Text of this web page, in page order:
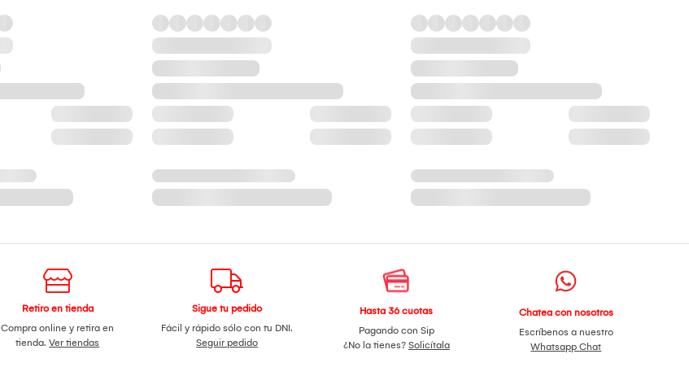
Retiro en tienda
Compra online y retira en
tienda.Ver tiendas
Sigue tu pedido
Fácil y rápido sólo con tu DNI.
Seguir pedido
Hasta 36 cuotas
Pagando con Sip
¿No la tienes? Solicítala
Chatea con nosotros
Escríbenos a nuestro
Whatsapp Chat